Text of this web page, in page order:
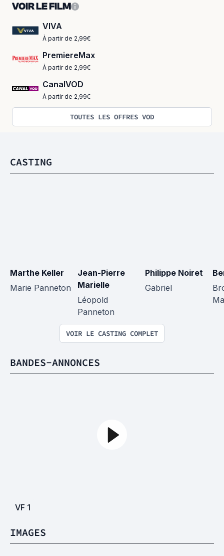
VOIR LE FILM
VIVA
À partir de 2,99€
PremiereMax
À partir de 2,99€
CanalVOD
À partir de 2,99€
TOUTES LES OFFRES VOD
CASTING
Marthe Keller
Marie Panneton
Jean-Pierre
Marielle
Léopold
Panneton
Philippe Noiret
Gabriel
VOIR LE CASTING COMPLET
BANDES-ANNONCES
VF 1
IMAGES